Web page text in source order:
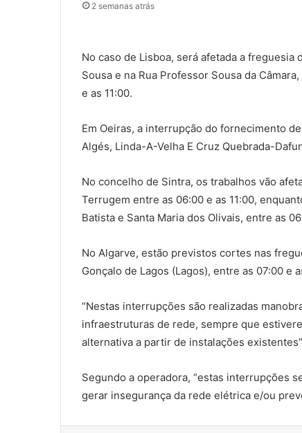
2 semanas atrás
No caso de Lisboa, será afetada a
Sousa e na Rua Professor Sousa da
e as 11:00.
Em Oeiras, a interrupção do fornecimento
Algés, Linda-A-Velha E Cruz Quebrada-
No concelho de Sintra, os trabalhos vão
Terrugem entre as 06:00 e as 11:00,
Batista e Santa Maria dos Olivais, entre as
No Algarve, estão previstos cortes nas
Gonçalo de Lagos (Lagos), entre as 07:00 e
“Nestas interrupções são realizadas
infraestruturas de rede, sempre que
alternativa a partir de instalações
Segundo a operadora, “estas interrupções
gerar insegurança da rede elétrica e/ou